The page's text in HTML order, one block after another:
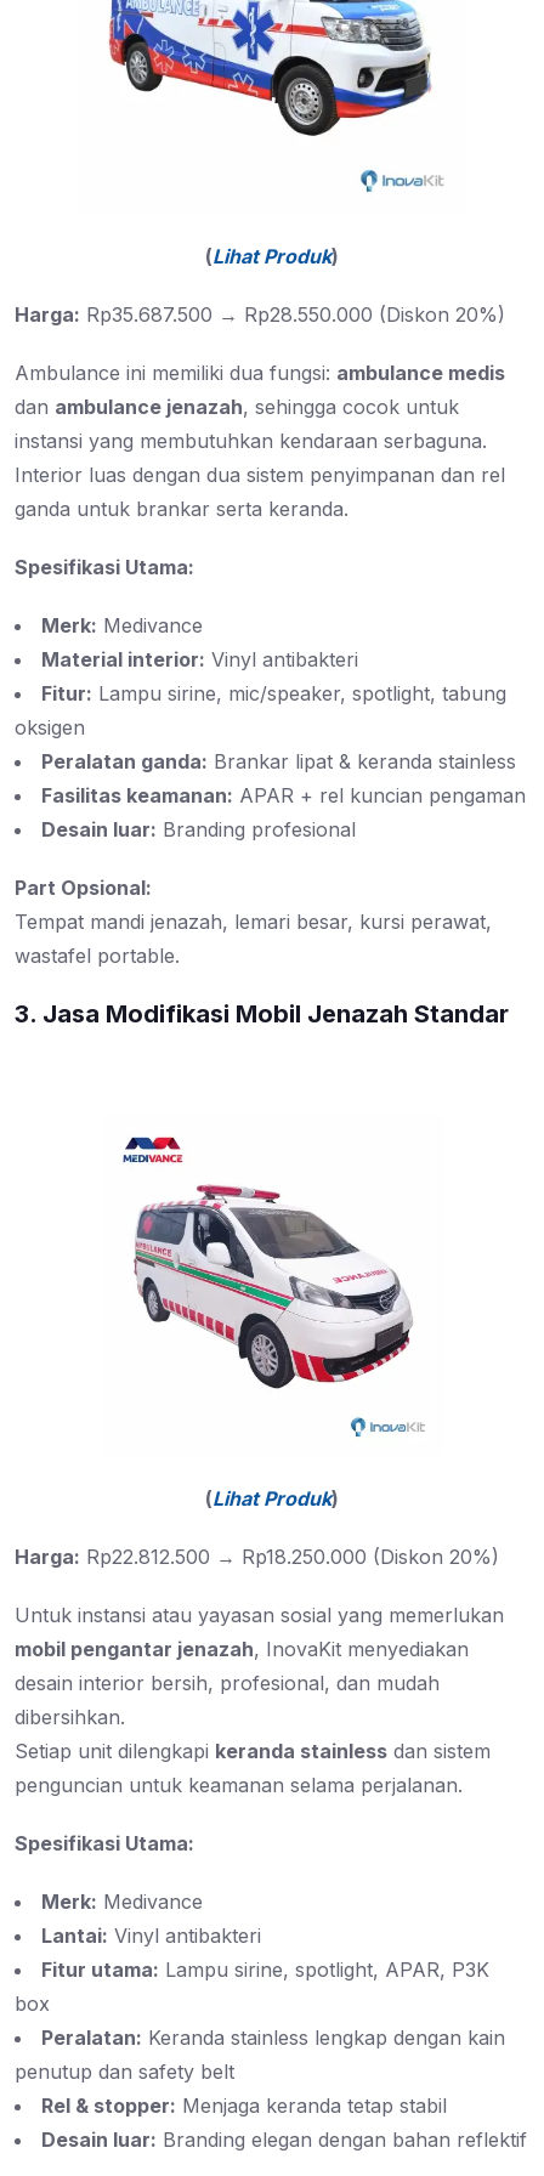
(Lihat Produk)
Harga: Rp35.687.500 → Rp28.550.000 (Diskon 20%)
Ambulance ini memiliki dua fungsi: ambulance medis
dan ambulance jenazah, sehingga cocok untuk
instansi yang membutuhkan kendaraan serbaguna.
Interior luas dengan dua sistem penyimpanan dan rel
ganda untuk brankar serta keranda.
Spesifikasi Utama:
Merk: Medivance
Material interior: Vinyl antibakteri
Fitur: Lampu sirine, mic/speaker, spotlight, tabung
oksigen
Peralatan ganda: Brankar lipat & keranda stainless
Fasilitas keamanan: APAR + rel kuncian pengaman
Desain luar: Branding profesional
Part Opsional:
Tempat mandi jenazah, lemari besar, kursi perawat,
wastafel portable.
3. Jasa Modifikasi Mobil Jenazah Standar
(Lihat Produk)
Harga: Rp22.812.500 → Rp18.250.000 (Diskon 20%)
Untuk instansi atau yayasan sosial yang memerlukan
mobil pengantar jenazah, InovaKit menyediakan
desain interior bersih, profesional, dan mudah
dibersihkan.
Setiap unit dilengkapi keranda stainless dan sistem
penguncian untuk keamanan selama perjalanan.
Spesifikasi Utama:
Merk: Medivance
Lantai: Vinyl antibakteri
Fitur utama: Lampu sirine, spotlight, APAR, P3K
box
Peralatan: Keranda stainless lengkap dengan kain
penutup dan safety belt
Rel & stopper: Menjaga keranda tetap stabil
Desain luar: Branding elegan dengan bahan reflektif